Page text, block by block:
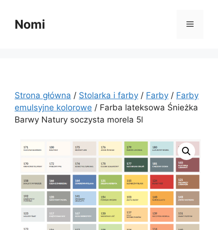
treściNomi Menu
Strona główna / Stolarka i farby / Farby / Farby
emulsyjne kolorowe / Farba lateksowa Śnieżka
Barwy Natury soczysta morela 5l